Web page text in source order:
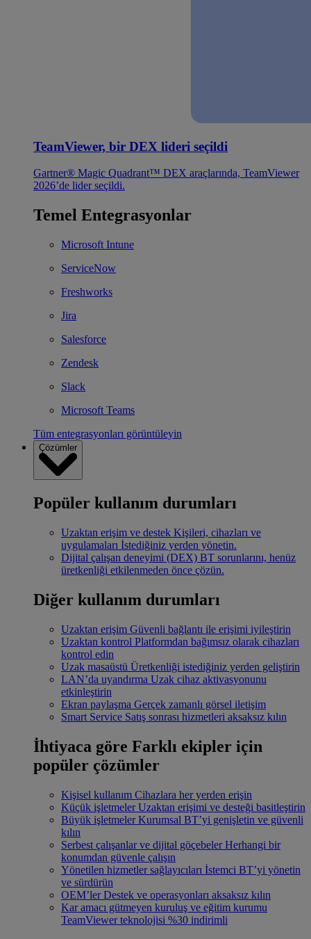
TeamViewer, bir DEX lideri seçildi
Gartner® Magic Quadrant™ DEX araçlarında, TeamViewer
2026’de lider seçildi.
Temel Entegrasyonlar
Microsoft Intune
ServiceNow
Freshworks
Jira
Salesforce
Zendesk
Slack
Microsoft Teams
Tüm entegrasyonları görüntüleyin
Çözümler
Popüler kullanım durumları
Uzaktan erişim ve destek Kişileri, cihazları ve
uygulamaları İstediğiniz yerden yönetin.
Dijital çalışan deneyimi (DEX) BT sorunlarını, henüz
üretkenliği etkilenmeden önce çözün.
Diğer kullanım durumları
Uzaktan erişim Güvenli bağlantı ile erişimi iyileştirin
Uzaktan kontrol Platformdan bağımsız olarak cihazları
kontrol edin
Uzak masaüstü Üretkenliği istediğiniz yerden geliştirin
LAN’da uyandırma Uzak cihaz aktivasyonunu
etkinleştirin
Ekran paylaşma Gerçek zamanlı görsel iletişim
Smart Service Satış sonrası hizmetleri aksaksız kılın
İhtiyaca göre Farklı ekipler için
popüler çözümler
Kişisel kullanım Cihazlara her yerden erişin
Küçük işletmeler Uzaktan erişimi ve desteği basitleştirin
Büyük işletmeler Kurumsal BT’yi genişletin ve güvenli
kılın
Serbest çalışanlar ve dijital göçebeler Herhangi bir
konumdan güvenle çalışın
Yönetilen hizmetler sağlayıcıları İstemci BT’yi yönetin
ve sürdürün
OEM’ler Destek ve operasyonları aksaksız kılın
Kar amacı gütmeyen kuruluş ve eğitim kurumu
TeamViewer teknolojisi %30 indirimli